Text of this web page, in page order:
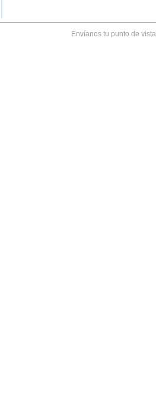
Envíanos tu punto de